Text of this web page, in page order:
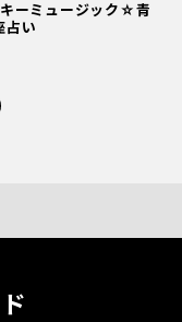
ーミュージック☆青
占い